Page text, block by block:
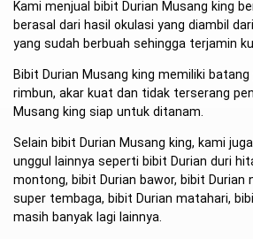
Kami menjual bibit Durian Musang king
berasal dari hasil okulasi yang diambil
yang sudah berbuah sehingga terjamin
Bibit Durian Musang king memiliki batang
rimbun, akar kuat dan tidak terserang
Musang king siap untuk ditanam.
Selain bibit Durian Musang king, kami
unggul lainnya seperti bibit Durian duri
montong, bibit Durian bawor, bibit Durian
super tembaga, bibit Durian matahari,
masih banyak lagi lainnya.